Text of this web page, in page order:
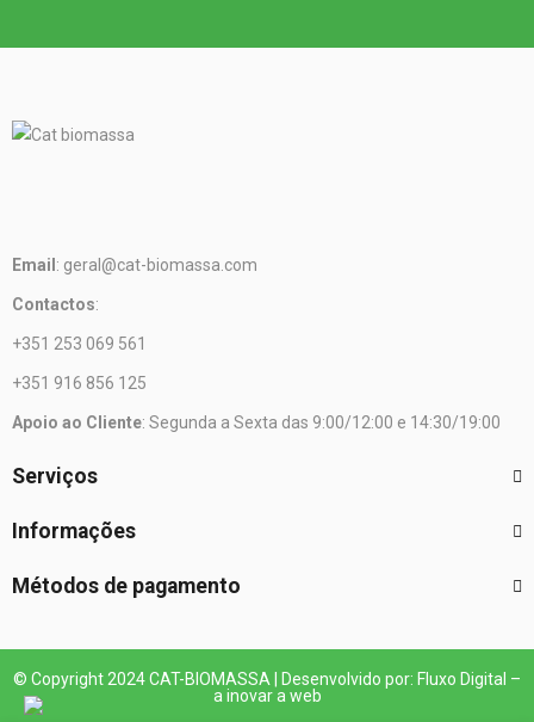
Email : geral@cat-biomassa.com
Contactos:
+351 253 069 561
+351 916 856 125
Apoio ao Cliente: Segunda a Sexta das 9:00/12:00 e 14:30/19:00
Serviços
Informações
Métodos de pagamento
© Copyright 2024 CAT-BIOMASSA | Desenvolvido por: Fluxo Digital –
a inovar a web